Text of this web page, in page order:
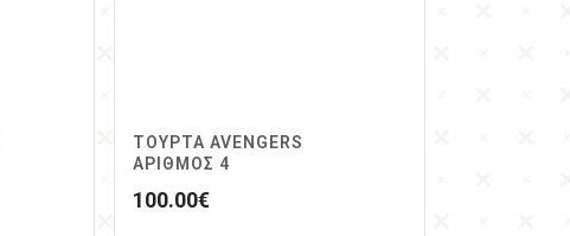
ΤΟΥΡΤΑ AVENGERS
ΑΡΙΘΜΌΣ 4
100.00€